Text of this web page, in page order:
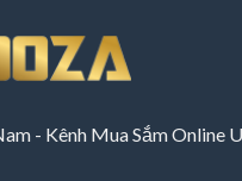
- Kênh Mua Sắm Online